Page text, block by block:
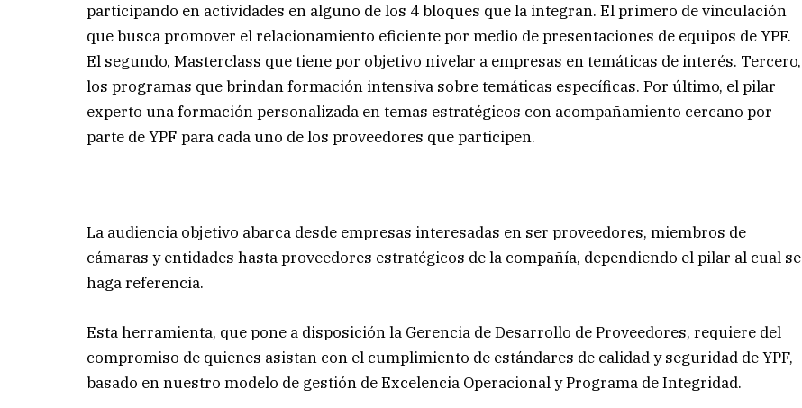
participando en actividades en alguno de los 4 bloques que la integran. El primero de vinculación
que busca promover el relacionamiento eficiente por medio de presentaciones de equipos de YPF.
El segundo, Masterclass que tiene por objetivo nivelar a empresas en temáticas de interés. Tercero,
los programas que brindan formación intensiva sobre temáticas específicas. Por último, el pilar
experto una formación personalizada en temas estratégicos con acompañamiento cercano por
parte de YPF para cada uno de los proveedores que participen.
La audiencia objetivo abarca desde empresas interesadas en ser proveedores, miembros de
cámaras y entidades hasta proveedores estratégicos de la compañía, dependiendo el pilar al cual se
haga referencia.
Esta herramienta, que pone a disposición la Gerencia de Desarrollo de Proveedores, requiere del
compromiso de quienes asistan con el cumplimiento de estándares de calidad y seguridad de YPF,
basado en nuestro modelo de gestión de Excelencia Operacional y Programa de Integridad.